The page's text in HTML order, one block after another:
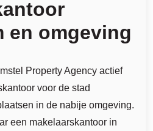
en omgeving
Property Agency actief
voor de stad
in de nabije omgeving.
een makelaarskantoor in